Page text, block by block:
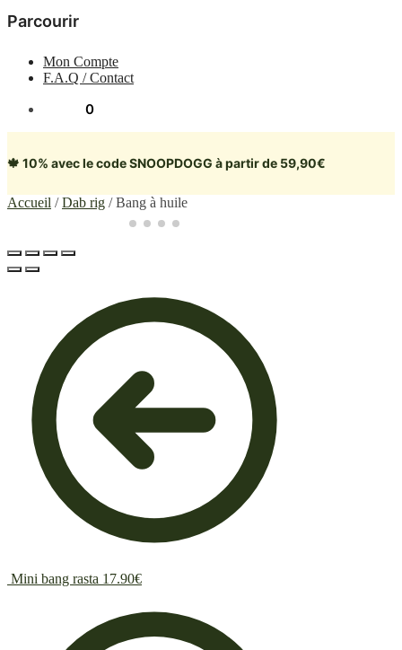
Parcourir
Mon Compte
F.A.Q / Contact
0
🍁 10% avec le code SNOOPDOGG à partir de 59,90€
Accueil /Dab rig /Bang à huile
Mini bang rasta 17.90€